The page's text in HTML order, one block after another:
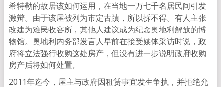
希特勒的故居该如何运用，在当地一万七千名居民间引发
激辩。由于该屋被列为市定古蹟，所以拆不得。有人主张
改建为难民收容所，其他人建议成为纪念奥地利解放的博
物馆。奥地利内务部发言人早前在接受媒体采访时说，政
府将立法强行收购这处房产，但没有进一步说明政府收购
房产后将如何处置。
2011年迄今，屋主与政府因租赁事宜发生争执，并拒绝允